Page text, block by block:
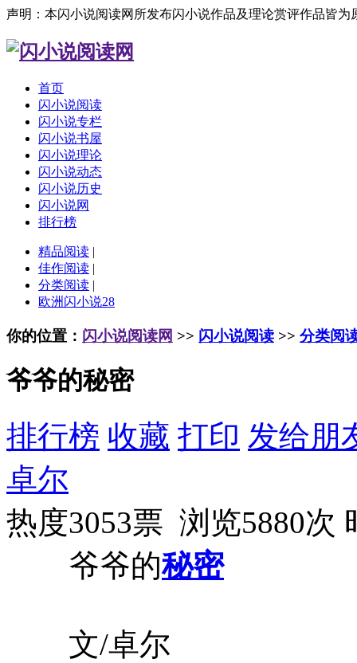
声明：本闪小说阅读网所发布闪小说作品及理论赏评作品皆
首页
闪小说阅读
闪小说专栏
闪小说书屋
闪小说理论
闪小说动态
闪小说历史
闪小说网
排行榜
精品阅读 |
佳作阅读 |
分类阅读 |
欧洲闪小说28
你的位置： 闪小说阅读网 >> 闪小说阅读 >> 分类阅
爷爷的秘密
排行榜 收藏 打印 发给朋
卓尔
热度3053票 浏览5880次
爷爷的秘密
文/卓尔